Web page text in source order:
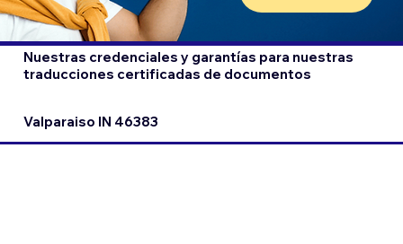
Nuestras credenciales y garantías para nuestras
traducciones certificadas de documentos
Valparaiso IN 46383